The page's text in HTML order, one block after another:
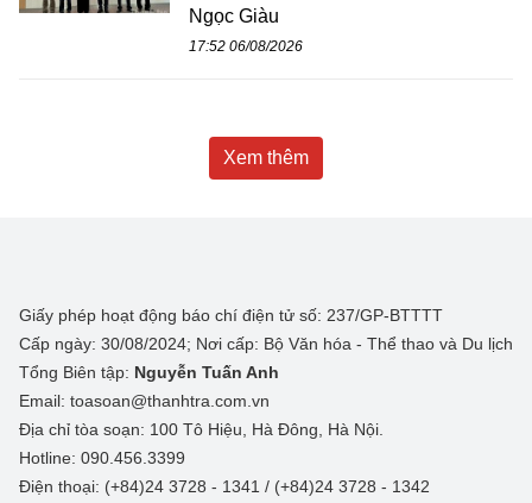
Ngọc Giàu
17:52 06/08/2026
Xem thêm
Giấy phép hoạt động báo chí điện tử số: 237/GP-BTTTT
Cấp ngày: 30/08/2024; Nơi cấp: Bộ Văn hóa - Thể thao và Du lịch
Tổng Biên tập: Nguyễn Tuấn Anh
Email: toasoan@thanhtra.com.vn
Địa chỉ tòa soạn: 100 Tô Hiệu, Hà Đông, Hà Nội.
Hotline: 090.456.3399
Điện thoại: (+84)24 3728 - 1341 / (+84)24 3728 - 1342